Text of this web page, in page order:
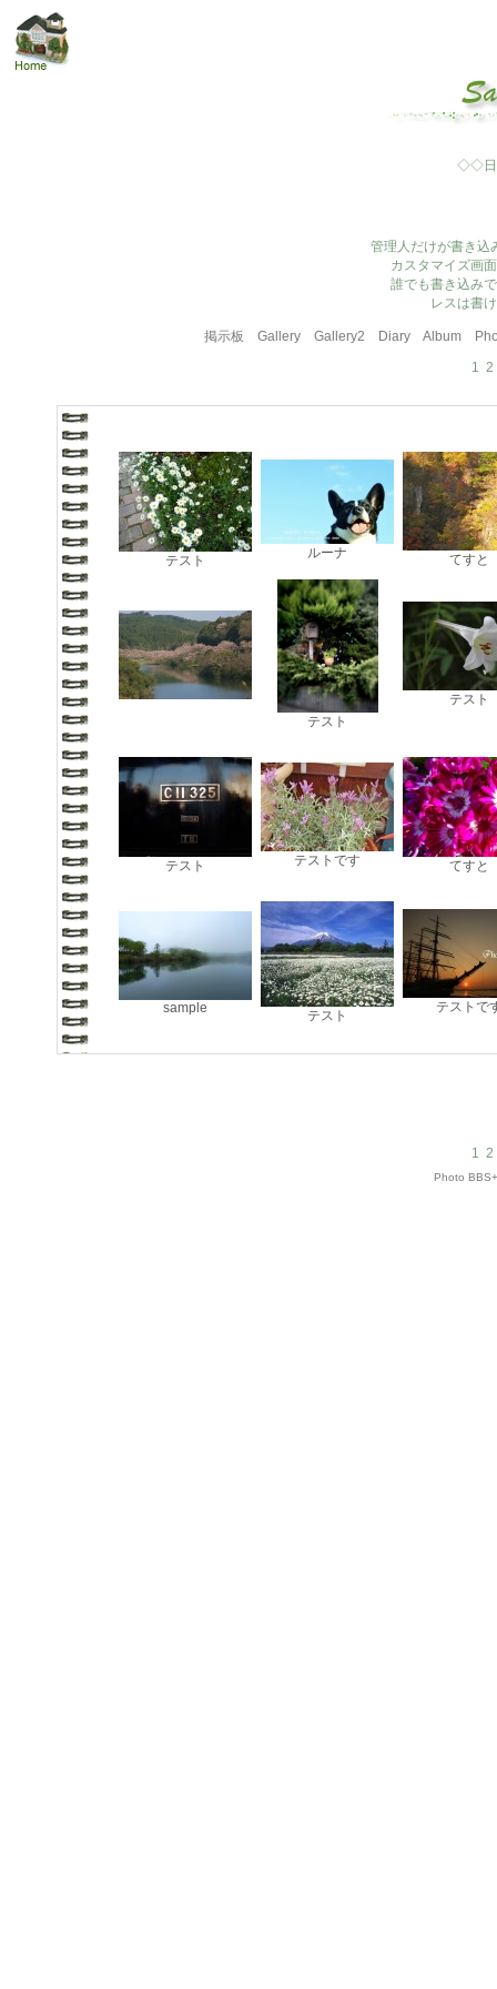
◇◇日
管理人だけが書き込
カスタマイズ画
誰でも書き込み
レスは書
掲示板 Gallery Gallery2 Diary Album
1 2
テスト ルーナ てすと
テスト
テスト
テスト テストです てすと
sample テスト
テストで
1 2
Photo BBS+